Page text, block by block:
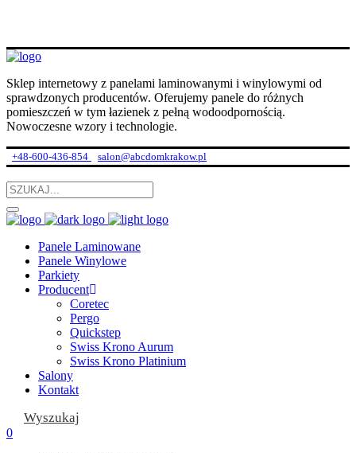
Sklep internetowy z panelami laminowanymi i winylowymi od
sprawdzonych producentów. Oferujemy panele do różnych
pomieszczeń w tym łazienek z pełną wodoodpornością.
Nowoczesne wzory i technologie.
+48-600-436-854 salon@abcdomkrakow.pl
Panele Laminowane
Panele Winylowe
Parkiety
Producent
Coretec
Pergo
Quickstep
Swiss Krono Aurum
Swiss Krono Platinium
Salony
Kontakt
Wyszukaj
0